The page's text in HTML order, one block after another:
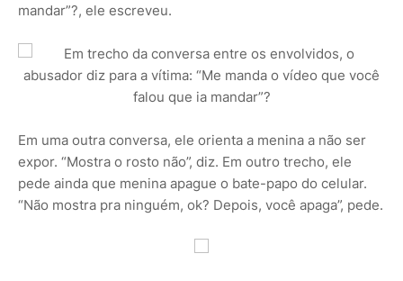
mandar”?, ele escreveu.
Em uma outra conversa, ele orienta a menina a não ser
expor. “Mostra o rosto não”, diz. Em outro trecho, ele
pede ainda que menina apague o bate-papo do celular.
“Não mostra pra ninguém, ok? Depois, você apaga”, pede.